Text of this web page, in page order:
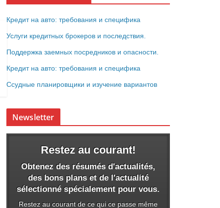
Кредит на авто: требования и специфика
Услуги кредитных брокеров и последствия.
Поддержка заемных посредников и опасности.
Кредит на авто: требования и специфика
Ссудные планировщики и изучение вариантов
Newsletter
Restez au courant!
Obtenez des résumés d'actualités,
des bons plans et de l'actualité
sélectionné spécialement pour vous.
Restez au courant de ce qui ce passe même